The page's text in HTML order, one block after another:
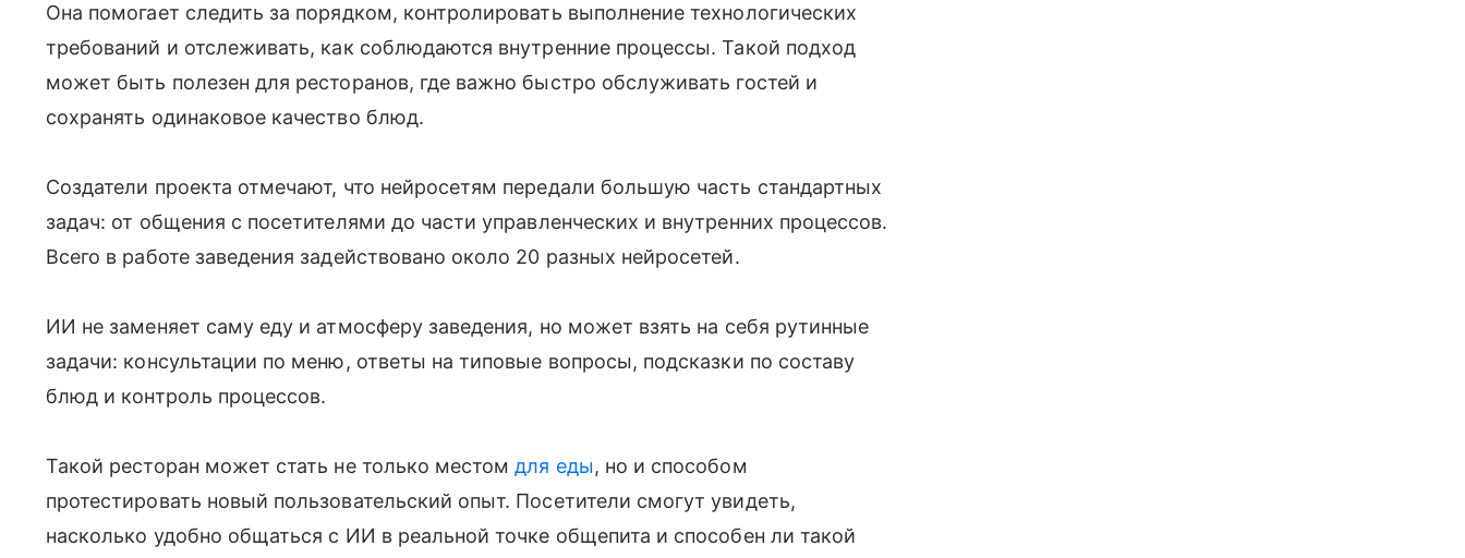
Она помогает следить за порядком, контролировать выполнение технологических
требований и отслеживать, как соблюдаются внутренние процессы. Такой подход
может быть полезен для ресторанов, где важно быстро обслуживать гостей и
сохранять одинаковое качество блюд.
Создатели проекта отмечают, что нейросетям передали большую часть стандартных
задач: от общения с посетителями до части управленческих и внутренних процессов.
Всего в работе заведения задействовано около 20 разных нейросетей.
ИИ не заменяет саму еду и атмосферу заведения, но может взять на себя рутинные
задачи: консультации по меню, ответы на типовые вопросы, подсказки по составу
блюд и контроль процессов.
Такой ресторан может стать не только местомдля еды, но и способом
протестировать новый пользовательский опыт. Посетители смогут увидеть,
насколько удобно общаться с ИИ в реальной точке общепита и способен ли такой